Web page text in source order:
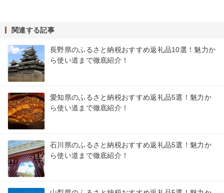
関連する記事
長野県のふるさと納税おすすめ返礼品10選！魅力か
ら使い道まで徹底紹介！
愛知県のふるさと納税おすすめ返礼品5選！魅力か
ら使い道まで徹底紹介！
石川県のふるさと納税おすすめ返礼品5選！魅力か
ら使い道まで徹底紹介！